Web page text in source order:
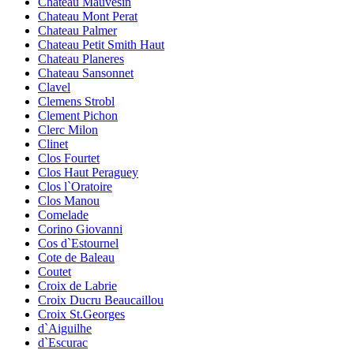
Chateau Mont Perat
Chateau Palmer
Chateau Petit Smith Haut
Chateau Planeres
Chateau Sansonnet
Clavel
Clemens Strobl
Clement Pichon
Clerc Milon
Clinet
Clos Fourtet
Clos Haut Peraguey
Clos l`Oratoire
Clos Manou
Comelade
Corino Giovanni
Cos d`Estournel
Cote de Baleau
Coutet
Croix de Labrie
Croix Ducru Beaucaillou
Croix St.Georges
d`Aiguilhe
d`Escurac